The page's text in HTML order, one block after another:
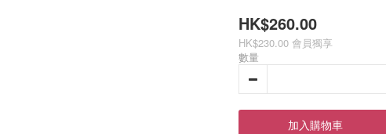
HK$260.00
HK$230.00 會員獨享
數量
加入購物車